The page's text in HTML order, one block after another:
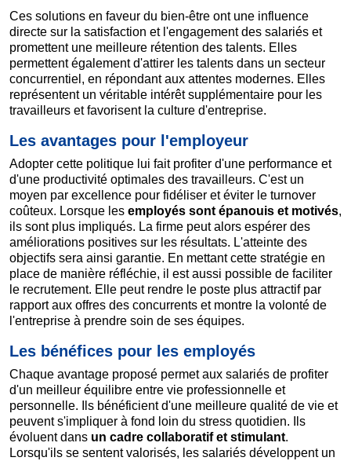
Ces solutions en faveur du bien-être ont une influence
directe sur la satisfaction et l'engagement des salariés et
promettent une meilleure rétention des talents. Elles
permettent également d'attirer les talents dans un secteur
concurrentiel, en répondant aux attentes modernes. Elles
représentent un véritable intérêt supplémentaire pour les
travailleurs et favorisent la culture d'entreprise.
Les avantages pour l'employeur
Adopter cette politique lui fait profiter d'une performance et
d'une productivité optimales des travailleurs. C'est un
moyen par excellence pour fidéliser et éviter le turnover
coûteux. Lorsque les employés sont épanouis et motivés,
ils sont plus impliqués. La firme peut alors espérer des
améliorations positives sur les résultats. L'atteinte des
objectifs sera ainsi garantie. En mettant cette stratégie en
place de manière réfléchie, il est aussi possible de faciliter
le recrutement. Elle peut rendre le poste plus attractif par
rapport aux offres des concurrents et montre la volonté de
l'entreprise à prendre soin de ses équipes.
Les bénéfices pour les employés
Chaque avantage proposé permet aux salariés de profiter
d'un meilleur équilibre entre vie professionnelle et
personnelle. Ils bénéficient d'une meilleure qualité de vie et
peuvent s'impliquer à fond loin du stress quotidien. Ils
évoluent dans un cadre collaboratif et stimulant.
Lorsqu'ils se sentent valorisés, les salariés développent un